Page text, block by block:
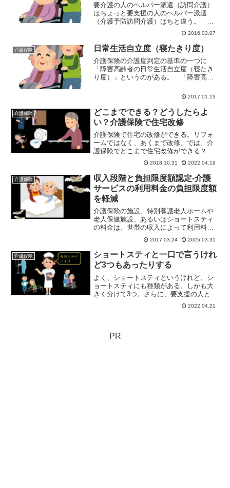
要介護の人のヘルパー派遣（訪問介護）
はちょっと要支援の人のヘルパー派遣
（介護予防訪問介護）はちと違う。 お
金の面でも違うし、ヘルパーが行う介護
についてもちょっと違う。要介護の人へ
のヘルパー派遣は1回いくら・要支援は1
ヶ月いくらで計算する 要...
2016.03.07
介護保険 日常生活自立度（寝たきり度）
介護保険の介護度判定の基準の一つに
「障害高齢者の日常生活自立度（寝たき
り度）」というのがある。 「障害高齢
認定調査員および主治医が判定する。障
度） 介護保険の寝たきり度（...
2017.01.13
介護保険
どこまでできる？どうしたらよ
い？介護保険で住宅改修
介護保険で住宅の改修ができる。リフォ
ームではなく、あくまで改修。では、介
護保険でどこまで住宅改修ができる？ど
んな人が介護保険の住宅改修を利用でき
る？手続きはどうしたらいい？住宅改修
のトラブルを避けるためには？
2018.10.31 2022.04.19
介護保険
収入段階と負担限度額認定-介護
サービスの利用料金の負担限度額
を軽減
介護保険の施設、特別養護老人ホームや
老人保健施設、あるいはショートスティ
の料金は、世帯の収入によって利用料金
の負担限度額を軽減できる制度がある。
負担限度額認定というのだが。だんだん
条件が厳しくなってきている。
2017.03.24 2025.03.31
介護保険
ショートスティと一口で言うけれ
ど3つもあったりする
よく、ショートスティというけれど、シ
ョートスティにも種類がある。しかも大
きく分けて3つ。さらに、要支援の人と要
介護の人でそれぞれショートスティの正
2022.04.21
PR